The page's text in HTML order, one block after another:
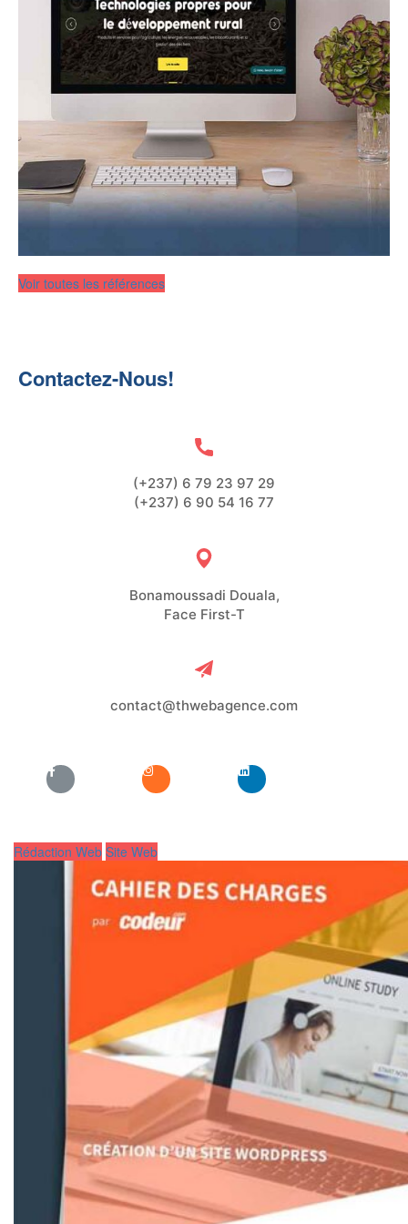
Voir toutes les références
Contactez-Nous!
(+237) 6 79 23 97 29
(+237) 6 90 54 16 77
Bonamoussadi Douala,
Face First-T
contact@thwebagence.com
Rédaction Web Site Web